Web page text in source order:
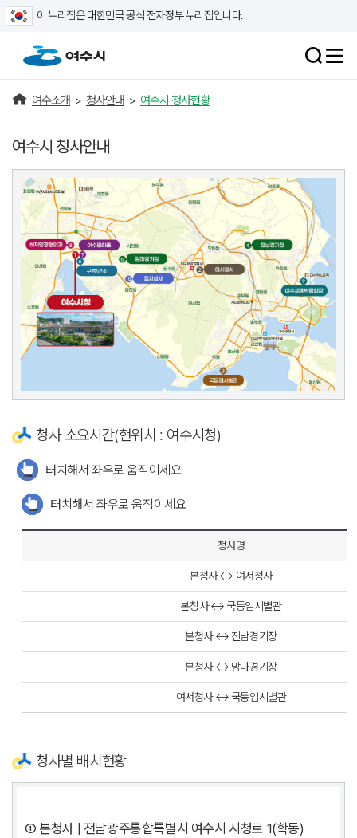
이 누리집은 대한민국 공식 전자정부 누리집입니다.
여수소개 > 청사안내 > 여수시 청사현황
여수시 청사안내
청사 소요시간(현위치 : 여수시청)
터치해서 좌우로 움직이세요
터치해서 좌우로 움직이세요
청사명
본청사 ↔ 여서청사
본청사 ↔ 국동임시별관
본청사 ↔ 진남경기장
본청사 ↔ 망마경기장
여서청사 ↔ 국동임시별관
청사별 배치현황
① 본청사 | 전남광주통합특별시 여수시 시청로 1(학동)